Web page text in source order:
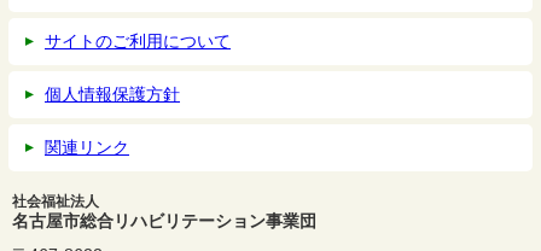
サイトのご利用について
個人情報保護方針
関連リンク
社会福祉法人
名古屋市総合リハビリテーション事業団